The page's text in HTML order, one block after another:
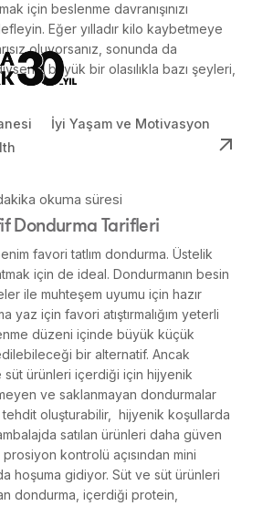
için beslenme davranışınızı
Eğer yılladır kilo kaybetmeye
oluyorsanız, sonunda da
büyük bir olasılıkla bazı şeyleri,
İyi Yaşam ve Motivasyon
okuma süresi
Dondurma Tarifleri
favori tatlım dondurma. Üstelik
için de ideal. Dondurmanın besin
ile muhteşem uyumu için hazır
yaz için favori atıştırmalığım yeterli
düzeni içinde büyük küçük
bir alternatif. Ancak
süt ürünleri içerdiği için hijyenik
ve saklanmayan dondurmalar
tehdit oluşturabilir, hijyenik koşullarda
satılan ürünleri daha güven
kontrolü açısından mini
hoşuma gidiyor. Süt ve süt ürünleri
dondurma, içerdiği protein,